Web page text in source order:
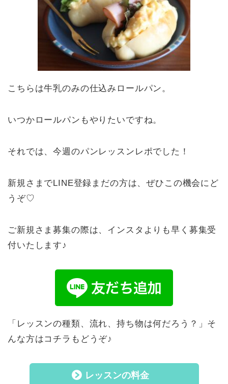
こちらは牛乳のみの仕込みロールパン。
いつかロールパンもやりたいですね。
それでは、今週のパンレッスンレポでした！
新規さまでLINE登録まだの方は、ぜひこの機会にど
うぞ♡
ご新規さま募集の際は、インスタよりも早く募集受
付いたします♪
「レッスンの種類、流れ、持ち物は何だろう？」そ
んな方はコチラもどうぞ♪
レッスンの料金